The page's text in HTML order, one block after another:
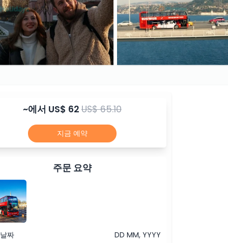
~에서 US$ 62US$ 65.10
지금 예약
주문 요약
짜
DD MM, YYYY